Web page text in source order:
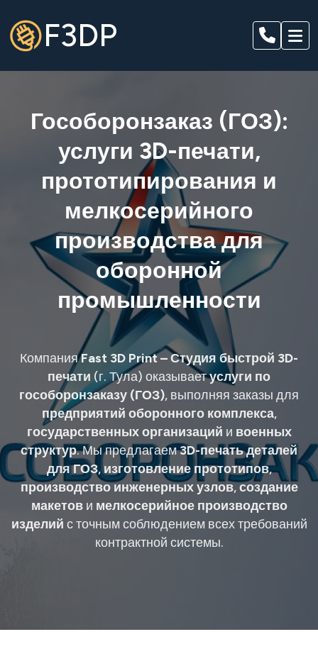
F3DP
Гособоронзаказ (ГОЗ):
услуги 3D-печати,
прототипирования и
мелкосерийного
производства для
оборонной
промышленности
КомпанияFast 3D Print – Студия быстрой 3D-
печати (г. Тула) оказываетуслуги по
гособоронзаказу (ГОЗ), выполняя заказы для
предприятий оборонного комплекса,
государственных организаций и военных
структур. Мы предлагаем3D-печать деталей
для ГОЗ,изготовление прототипов,
производство инженерных узлов,создание
макетови мелкосерийное производство
изделий с точным соблюдением всех требований
контрактной системы.